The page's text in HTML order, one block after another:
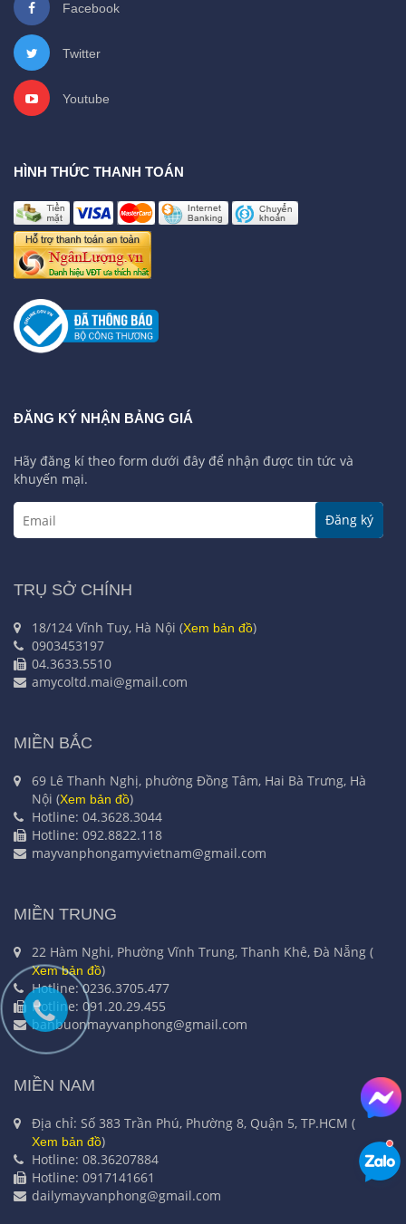
Facebook
Twitter
Youtube
HÌNH THỨC THANH TOÁN
ĐĂNG KÝ NHẬN BẢNG GIÁ
Hãy đăng kí theo form dưới đây để nhận được tin tức và
khuyến mại.
Đăng ký
TRỤ SỞ CHÍNH
18/124 Vĩnh Tuy, Hà Nội (Xem bản đồ)
0903453197
04.3633.5510
amycoltd.mai@gmail.com
MIỀN BẮC
69 Lê Thanh Nghị, phường Đồng Tâm, Hai Bà Trưng, Hà
Nội (Xem bản đồ)
Hotline: 04.3628.3044
Hotline: 092.8822.118
mayvanphongamyvietnam@gmail.com
MIỀN TRUNG
22 Hàm Nghi, Phường Vĩnh Trung, Thanh Khê, Đà Nẵng (
Xem bản đồ)
Hotline: 0236.3705.477
Hotline: 091.20.29.455
banbuonmayvanphong@gmail.com
MIỀN NAM
Địa chỉ: Số 383 Trần Phú, Phường 8, Quận 5, TP.HCM (
Xem bản đồ)
Hotline: 08.36207884
Hotline: 0917141661
dailymayvanphong@gmail.com